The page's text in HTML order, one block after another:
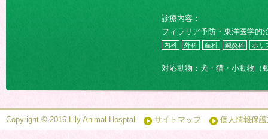
診療内容：
フィラリア予防・東洋医学的
内科 外科 産科 鍼灸科 ホリ
対応動物：犬・猫・小動物（
Copyright © 2016 Lily Animal-Hosptal サイトマップ 個人情報保